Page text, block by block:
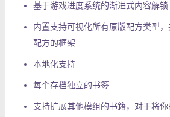
基于游戏进度系统的渐进式内容解锁
内置支持可视化所有原版配方类型
配方的框架
本地化支持
每个存档独立的书签
支持扩展其他模组的书籍，对于将